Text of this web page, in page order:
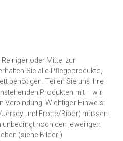
oder Mittel zur
Sie alle Pflegeprodukte,
benötigen. Teilen Sie uns Ihre
Produkten mit – wir
Verbindung. Wichtiger Hinweis:
und Frotte/Biber) müssen
noch den jeweiligen
(siehe Bilder!)